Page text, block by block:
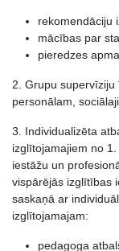
rekomendāciju
mācības par
pieredzes
2. Grupu
personālam,
3. Individualizēta
izglītojamajiem no
iestāžu un
vispārējās izglītības
saskaņā ar
izglītojamajam:
pedagoga